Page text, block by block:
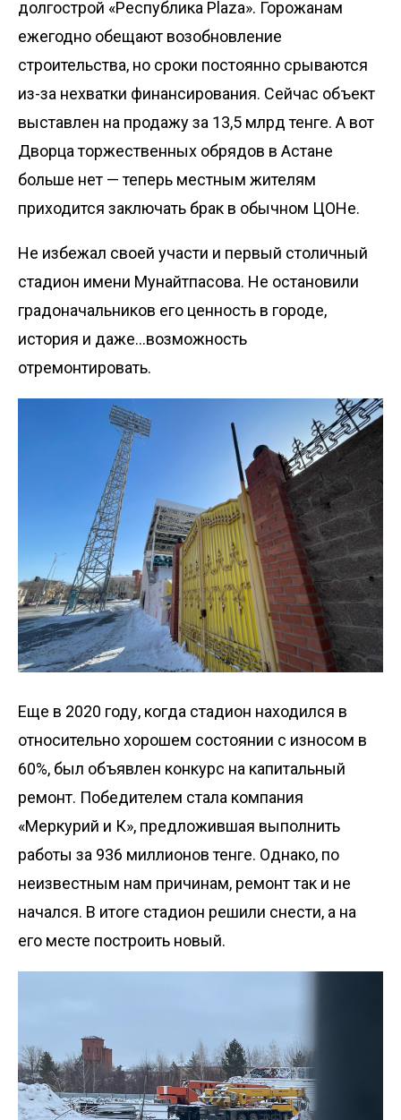
долгострой «Республика Plaza». Горожанам
ежегодно обещают возобновление
строительства, но сроки постоянно срываются
из-за нехватки финансирования. Сейчас объект
выставлен на продажу за 13,5 млрд тенге. А вот
Дворца торжественных обрядов в Астане
больше нет — теперь местным жителям
приходится заключать брак в обычном ЦОНе.
Не избежал своей участи и первый столичный
стадион имени Мунайтпасова. Не остановили
градоначальников его ценность в городе,
история и даже…возможность
отремонтировать.
Еще в 2020 году, когда стадион находился в
относительно хорошем состоянии с износом в
60%, был объявлен конкурс на капитальный
ремонт. Победителем стала компания
«Меркурий и К», предложившая выполнить
работы за 936 миллионов тенге. Однако, по
неизвестным нам причинам, ремонт так и не
начался. В итоге стадион решили снести, а на
его месте построить новый.